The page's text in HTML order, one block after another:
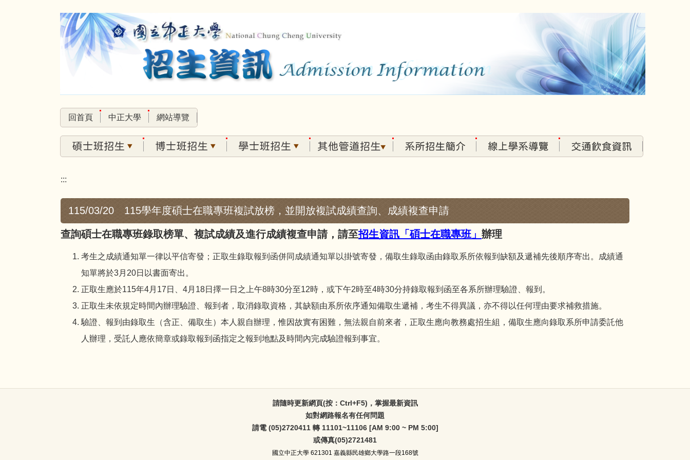
回首頁 中正大學 網站導覽
:::
115/03/20 115學年度碩士在職專班複試放榜，並開放複試成績查詢、成績複查申請
查詢碩士在職專班錄取榜單、複試成績及進行成績複查申請，請至招生資訊「碩士在職專班」 辦理
考生之成績通知單一律以平信寄發；正取生錄取報到函併同成績通知單以掛號寄發，備取生錄取函由錄取系所依報到缺額及遞補先後順序寄出。成績通
知單將於3月20日以書面寄出。
正取生應於115年4月17日、4月18日擇一日之上午8時30分至12時，或下午2時至4時30分持錄取報到函至各系所辦理驗證、報到。
正取生未依規定時間內辦理驗證、報到者，取消錄取資格，其缺額由系所依序通知備取生遞補，考生不得異議，亦不得以任何理由要求補救措施。
驗證、報到由錄取生（含正、備取生）本人親自辦理，惟因故實有困難，無法親自前來者，正取生應向教務處招生組，備取生應向錄取系所申請委託他
人辦理，受託人應依簡章或錄取報到函指定之報到地點及時間內完成驗證報到事宜。
請隨時更新網頁(按：Ctrl+F5)，掌握最新資訊
如對網路報名有任何問題
請電 (05)2720411 轉 11101~11106 [AM 9:00 ~ PM 5:00]
或傳真(05)2721481
國立中正大學621301 嘉義縣民雄鄉大學路一段168號